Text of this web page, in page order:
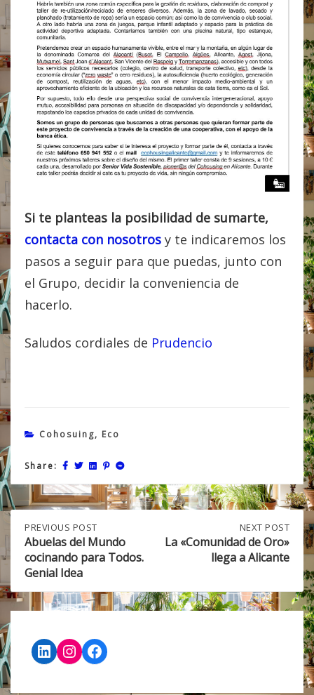
Si te planteas la posibilidad de sumarte,
contacta con nosotros y te indicaremos los
pasos a seguir para que puedas, junto con
el Grupo, decidir la conveniencia de
hacerlo.
Saludos cordiales de Prudencio
Cohosuing, Eco
Share:
Post
navigation
PREVIOUS
POST:
ABUELAS
DEL
MUNDO
COCINANDO
PARA
IDEA
PREVIOUS POST
Abuelas del Mundo
cocinando para Todos.
Genial Idea
POST:
«COMUNIDAD
ORO»
LLEGA
NEXT POST
La «Comunidad de Oro»
llega a Alicante
LinkedIn
Instagram
Facebook